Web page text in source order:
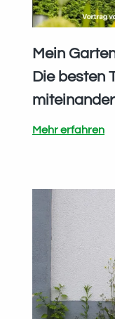
Mein
Die besten
Mehr erfahren